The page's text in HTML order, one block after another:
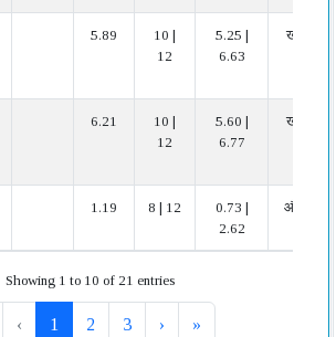
5.89
10 |
12
5.25 |
6.63
खराब
6.21
10 |
12
5.60 |
6.77
खराब
1.19 8 | 12
0.73 |
2.62
औसत
Showing 1 to 10 of 21 entries
‹ 1 2 3 › »